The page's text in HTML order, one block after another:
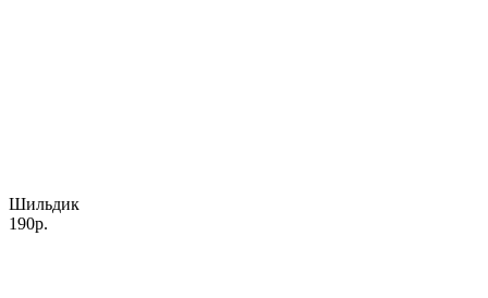
Шильдик
190р.